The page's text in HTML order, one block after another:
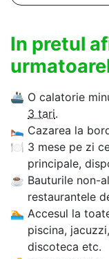
In pretul
🚢 O calatorie
3 tari.
🛌 Cazarea la
🍽 3 mese pe zi
principale,
☕ Bauturile non-
restaurantele
🏊‍ Accesul la
piscina,
discoteca etc.